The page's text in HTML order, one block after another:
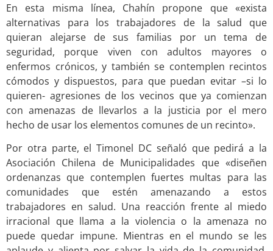
En esta misma línea, Chahín propone que «exista
alternativas para los trabajadores de la salud que
quieran alejarse de sus familias por un tema de
seguridad, porque viven con adultos mayores o
enfermos crónicos, y también se contemplen recintos
cómodos y dispuestos, para que puedan evitar –si lo
quieren- agresiones de los vecinos que ya comienzan
con amenazas de llevarlos a la justicia por el mero
hecho de usar los elementos comunes de un recinto».
Por otra parte, el Timonel DC señaló que pedirá a la
Asociación Chilena de Municipalidades que «diseñen
ordenanzas que contemplen fuertes multas para las
comunidades que estén amenazando a estos
trabajadores en salud. Una reacción frente al miedo
irracional que llama a la violencia o la amenaza no
puede quedar impune. Mientras en el mundo se les